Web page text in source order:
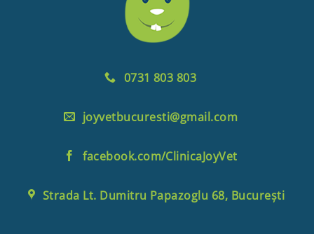
0731 803 803
joyvetbucuresti@gmail.com
facebook.com/ClinicaJoyVet
Strada Lt. Dumitru Papazoglu 68, București